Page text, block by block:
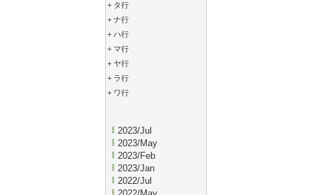
+ タ行
+ ナ行
+ ハ行
+ マ行
+ ヤ行
+ ラ行
+ ワ行
2023/Jul
2023/May
2023/Feb
2023/Jan
2022/Jul